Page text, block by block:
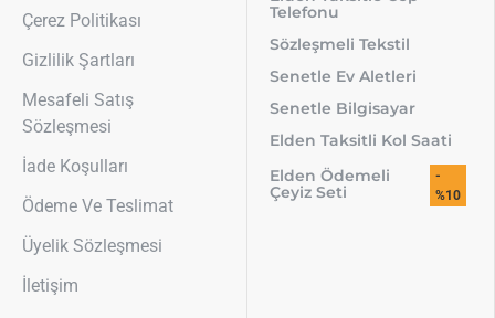
Çerez Politikası
Gizlilik Şartları
Mesafeli Satış
Sözleşmesi
İade Koşulları
Ödeme Ve Teslimat
Üyelik Sözleşmesi
İletişim
Telefonu
Sözleşmeli Tekstil
Senetle Ev Aletleri
Senetle Bilgisayar
Elden Taksitli Kol Saati
Elden Ödemeli
Çeyiz Seti
-
%10